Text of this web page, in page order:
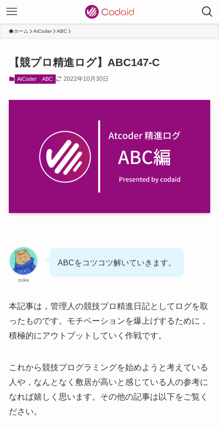
ホーム AtCoder ABC
【競プロ精進ログ】ABC147-C
AtCoder ABC 2022年10月30日
zuka
ABCをコツコツ解いていきます。
本記事は，管理人の競技プロ精進日記としてログを取
ったものです。モチベーションを爆上げするために，
積極的にアウトプットしていく作戦です。
これから競技プログラミングを始めようと考えている
人や，なんとなく敷居が高いと感じている人の参考に
なれば嬉しく思います。その他の記事は以下をご覧く
ださい。